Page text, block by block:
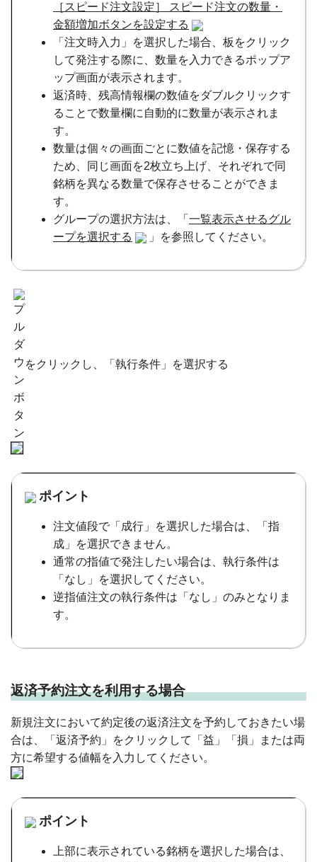
［スピード注文設定］ スピード注文の数量・
金額増加ボタンを設定する
「注文時入力」を選択した場合、板をクリック
して発注する際に、数量を入力できるポップア
ップ画面が表示されます。
返済時、残高情報欄の数値をダブルクリックす
ることで数量欄に自動的に数量が表示されま
す。
数量は個々の画面ごとに数値を記憶・保存する
ため、同じ画面を2枚立ち上げ、それぞれで同
銘柄を異なる数量で保存させることができま
す。
グループの選択方法は、「 一覧表示させるグル
ープを選択する
」を参照してください。
をクリックし、「執行条件」を選択する
ポイント
注文値段で「成行」を選択した場合は、「指
成」を選択できません。
通常の指値で発注したい場合は、執行条件は
「なし」を選択してください。
逆指値注文の執行条件は「なし」のみとなりま
す。
返済予約注文を利用する場合
新規注文において約定後の返済注文を予約しておきたい場
合は、「返済予約」をクリックして「益」「損」または両
方に希望する値幅を入力してください。
ポイント
上部に表示されている銘柄を選択した場合は、